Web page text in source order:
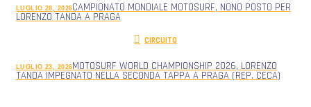
LUGLIO 28, 2026CAMPIONATO MONDIALE MOTOSURF, NONO POSTO PER
LORENZO TANDA A PRAGA
CIRCUITO
LUGLIO 23, 2026MOTOSURF WORLD CHAMPIONSHIP 2026, LORENZO
TANDA IMPEGNATO NELLA SECONDA TAPPA A PRAGA (REP. CECA)